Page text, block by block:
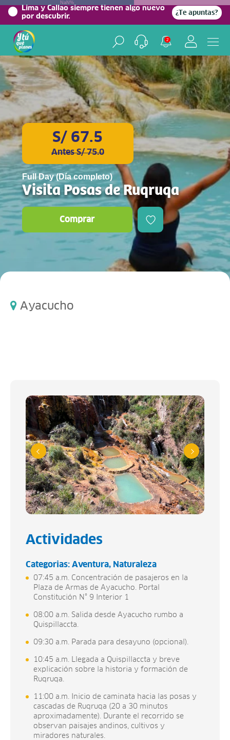
Lima y Callao siempre tienen algo nuevo
por descubrir.
¿Te apuntas?
2
NaN%
S/ 67.5
Antes S/ 75.0
Full Day (Día completo)
Visita Posas de Ruqruqa
Comprar
Ayacucho
Actividades
Categorias: Aventura Naturaleza
07:45 a.m. Concentración de pasajeros en la
Plaza de Armas de Ayacucho. Portal
Constitución N° 9 Interior 1
08:00 a.m. Salida desde Ayacucho rumbo a
Quispillaccta.
09:30 a.m. Parada para desayuno (opcional).
10:45 a.m. Llegada a Quispillaccta y breve
explicación sobre la historia y formación de
Ruqruqa.
11:00 a.m. Inicio de caminata hacia las posas y
cascadas de Ruqruqa (20 a 30 minutos
aproximadamente). Durante el recorrido se
observan paisajes andinos, cultivos y
miradores naturales.